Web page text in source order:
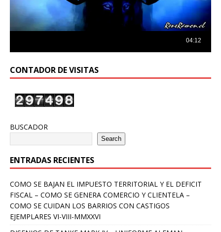
CONTADOR DE VISITAS
BUSCADOR
Search
ENTRADAS RECIENTES
COMO SE BAJAN EL IMPUESTO TERRITORIAL Y EL DEFICIT
FISCAL – COMO SE GENERA COMERCIO Y CLIENTELA –
COMO SE CUIDAN LOS BARRIOS CON CASTIGOS
EJEMPLARES VI-VIII-MMXXVI